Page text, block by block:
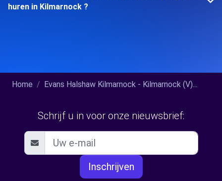
huren in Kilmarnock ?
Home Evans Halshaw Kilmarnock - Kilmarnock (V)...
Schrijf u in voor onze nieuwsbrief:
Inschrijven